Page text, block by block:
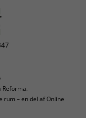
– en del af Online